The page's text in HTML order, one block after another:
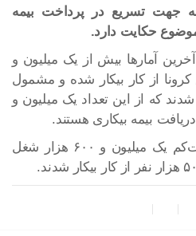
جهت تسریع در پرداخت بیمه
حکایت دارد.
آمارها بیش از یک میلیون و
کرونا از کار بیکار شده و مشمول
که از این تعداد یک میلیون و
در شوک نخست کرونا دست‌کم یک میلیون و ۶۰۰ هزار شغل